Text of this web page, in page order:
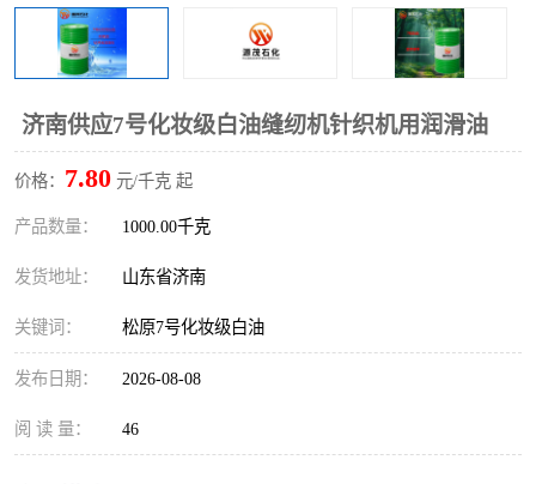
济南供应7号化妆级白油缝纫机针织机用润滑油
价格： 7.80 元/千克 起
产品数量： 1000.00千克
发货地址： 山东省济南
关键词： 松原7号化妆级白油
发布日期： 2026-08-08
阅 读 量： 46